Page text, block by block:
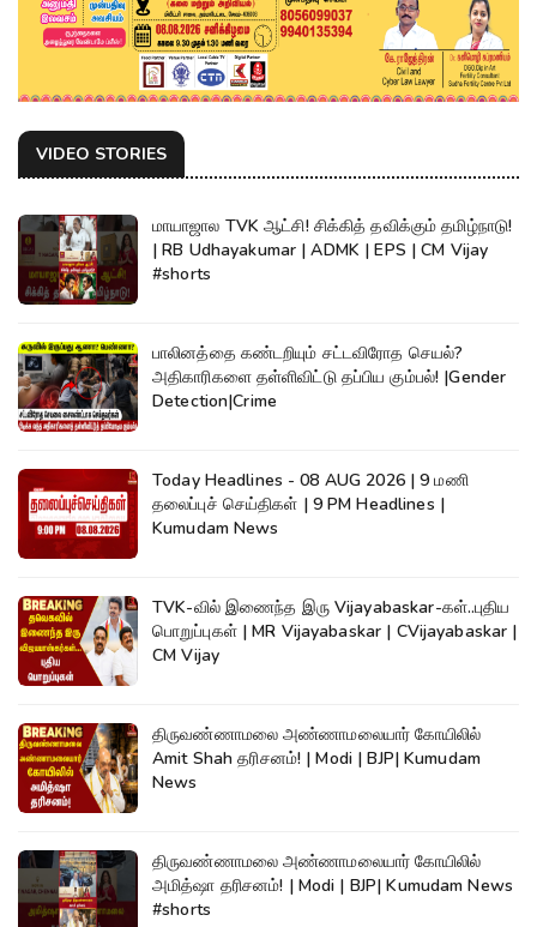
VIDEO STORIES
மாயாஜால TVK ஆட்சி! சிக்கித் தவிக்கும் தமிழ்நாடு!
| RB Udhayakumar | ADMK | EPS | CM Vijay
#shorts
பாலினத்தை கண்டறியும் சட்டவிரோத செயல்?
அதிகாரிகளை தள்ளிவிட்டு தப்பிய கும்பல்! |Gender
Detection|Crime
Today Headlines - 08 AUG 2026 | 9 மணி
தலைப்புச் செய்திகள் | 9 PM Headlines |
Kumudam News
TVK-வில் இணைந்த இரு Vijayabaskar-கள்..புதிய
பொறுப்புகள் | MR Vijayabaskar | CVijayabaskar |
CM Vijay
திருவண்ணாமலை அண்ணாமலையார் கோயிலில்
Amit Shah தரிசனம்! | Modi | BJP| Kumudam
News
திருவண்ணாமலை அண்ணாமலையார் கோயிலில்
அமித்ஷா தரிசனம்! | Modi | BJP| Kumudam News
#shorts